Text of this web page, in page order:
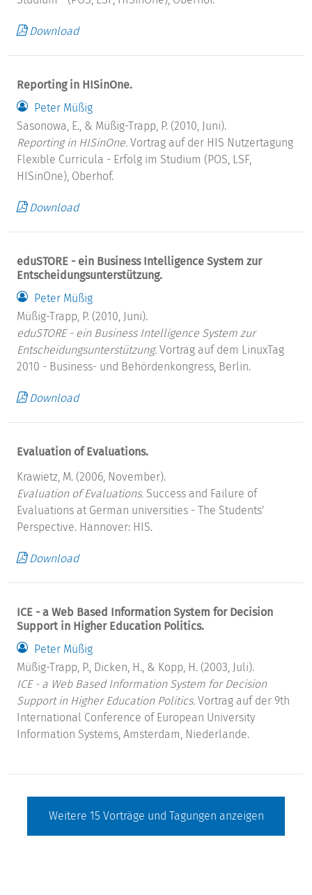
Download
Reporting in HISinOne.
Peter Müßig
Sasonowa, E., & Müßig-Trapp, P. (2010, Juni).
Reporting in HISinOne. Vortrag auf der HIS Nutzertagung
Flexible Curricula - Erfolg im Studium (POS, LSF,
HISinOne), Oberhof.
Download
eduSTORE - ein Business Intelligence System zur
Entscheidungsunterstützung.
Peter Müßig
Müßig-Trapp, P. (2010, Juni).
eduSTORE - ein Business Intelligence System zur
Entscheidungsunterstützung. Vortrag auf dem LinuxTag
2010 - Business- und Behördenkongress, Berlin.
Download
Evaluation of Evaluations.
Krawietz, M. (2006, November).
Evaluation of Evaluations. Success and Failure of
Evaluations at German universities - The Students'
Perspective. Hannover: HIS.
Download
ICE - a Web Based Information System for Decision
Support in Higher Education Politics.
Peter Müßig
Müßig-Trapp, P., Dicken, H., & Kopp, H. (2003, Juli).
ICE - a Web Based Information System for Decision
Support in Higher Education Politics. Vortrag auf der 9th
International Conference of European University
Information Systems, Amsterdam, Niederlande.
Weitere 15 Vorträge und Tagungen anzeigen